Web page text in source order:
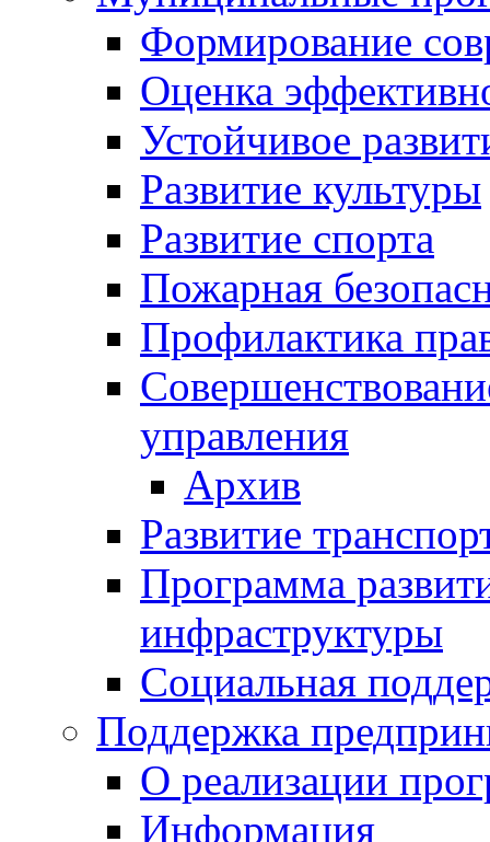
Формирование
Оценка
Устойчивое
Развитие культуры
Развитие спорта
Пожарная
Профилактика
управления
Архив
Развитие
Программа
инфраструктуры
Социальная
Поддержка
О реализации
Информация